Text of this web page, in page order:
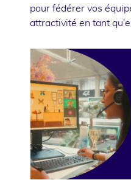
pour fédérer vos
attractivité en tant